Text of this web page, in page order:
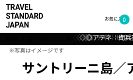
お気に入り
0
ギリシャ サントリー
サントリーニ島／
◇◎アテネ：街
◇◎サントリーニ島
◇◎アテネ：ゼウ
◇◎アテネ：衛兵
※写真はイメージです
※写真はイメージです